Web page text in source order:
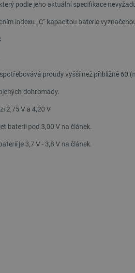
podle jeho aktuální specifikace
indexu „C“ kapacitou baterie
proudy vyšší než přibližně 60
dohromady.
2,75 V a 4,20 V
baterii pod 3,00 V na článek.
je 3,7 V - 3,8 V na článek.